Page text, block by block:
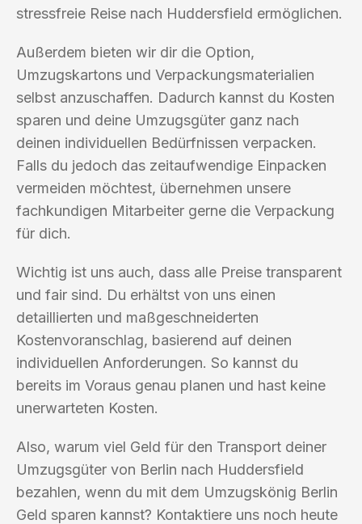
stressfreie Reise nach Huddersfield ermöglichen.
Außerdem bieten wir dir die Option,
Umzugskartons und Verpackungsmaterialien
selbst anzuschaffen. Dadurch kannst du Kosten
sparen und deine Umzugsgüter ganz nach
deinen individuellen Bedürfnissen verpacken.
Falls du jedoch das zeitaufwendige Einpacken
vermeiden möchtest, übernehmen unsere
fachkundigen Mitarbeiter gerne die Verpackung
für dich.
Wichtig ist uns auch, dass alle Preise transparent
und fair sind. Du erhältst von uns einen
detaillierten und maßgeschneiderten
Kostenvoranschlag, basierend auf deinen
individuellen Anforderungen. So kannst du
bereits im Voraus genau planen und hast keine
unerwarteten Kosten.
Also, warum viel Geld für den Transport deiner
Umzugsgüter von Berlin nach Huddersfield
bezahlen, wenn du mit dem Umzugskönig Berlin
Geld sparen kannst? Kontaktiere uns noch heute